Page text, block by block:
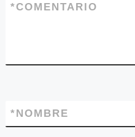
COMENTARIO
*
NOMBRE
*